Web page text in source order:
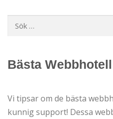
Sök
Bästa Webbhotell
Vi tipsar om de bästa
kunnig support! Dessa